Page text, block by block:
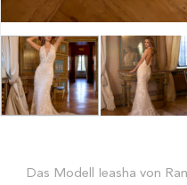
Das Modell Ieasha von